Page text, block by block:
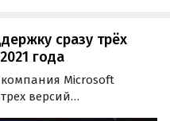
сразу трёх
года
Microsoft
версий